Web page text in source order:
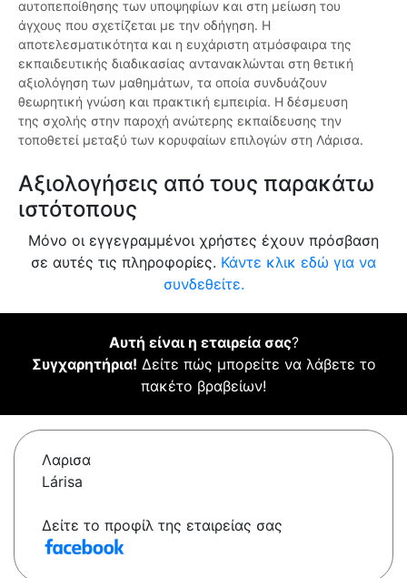
αυτοπεποίθησης των υποψηφίων και στη μείωση του
άγχους που σχετίζεται με την οδήγηση. Η
αποτελεσματικότητα και η ευχάριστη ατμόσφαιρα της
εκπαιδευτικής διαδικασίας αντανακλώνται στη θετική
αξιολόγηση των μαθημάτων, τα οποία συνδυάζουν
θεωρητική γνώση και πρακτική εμπειρία. Η δέσμευση
της σχολής στην παροχή ανώτερης εκπαίδευσης την
τοποθετεί μεταξύ των κορυφαίων επιλογών στη Λάρισα.
Αξιολογήσεις από τους παρακάτω
ιστότοπους
Μόνο οι εγγεγραμμένοι χρήστες έχουν πρόσβαση
σε αυτές τις πληροφορίες. Κάντε κλικ εδώ για να
συνδεθείτε.
Αυτή είναι η εταιρεία σας?
Συγχαρητήρια! Δείτε πώς μπορείτε να λάβετε το
πακέτο βραβείων!
Λαρισα
Lárisa
Δείτε το προφίλ της εταιρείας σας